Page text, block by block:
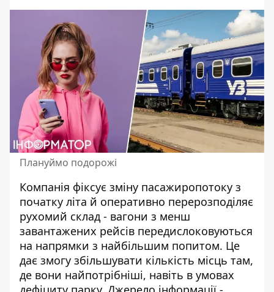
Плануймо подорожі
Компанія фіксує зміну пасажиропотоку з
початку літа й оперативно перерозподіляє
рухомий склад - вагони з менш
завантажених рейсів передислоковуються
на напрямки з найбільшим попитом. Це
дає змогу збільшувати кількість місць там,
де вони найпотрібніші, навіть в умовах